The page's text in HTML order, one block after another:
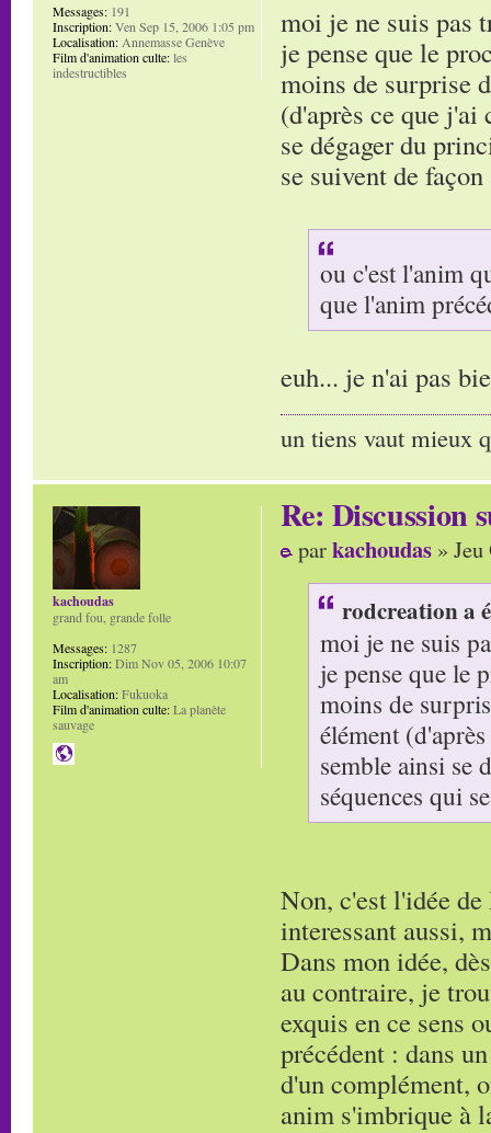
moi je ne suis pas
je pense que le
moins de surprise
(d'après ce que
se dégager du
se suivent de
ou c'est l'anim
que l'anim
euh... je n'ai pas
un tiens vaut mieux
Messages: 191
Inscription:Ven Sep 15, 2006 1:05 pm
Localisation: Annemasse Genève
Film d'animation culte:les
indestructibles
Re: Discussion
parkachoudas »
rodcreation a
moi je ne suis
je pense que le
moins de
élément
semble ainsi se
séquences qui
Non, c'est l'idée
interessant aussi,
Dans mon idée,
au contraire, je
exquis en ce sens
précédent : dans
d'un complément,
anim s'imbrique à
kachoudas
grand fou, grande folle
Messages: 1287
Inscription:Dim Nov 05, 2006 10:07
am
Localisation:Fukuoka
Film d'animation culte:La planète
sauvage